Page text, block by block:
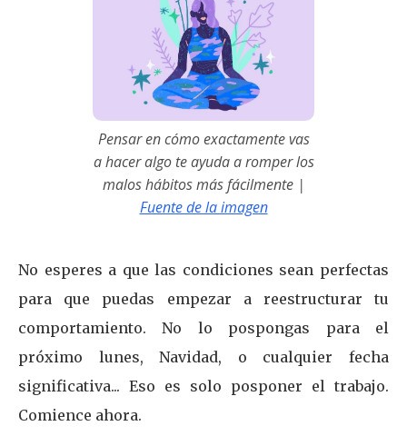
Pensar en cómo exactamente vas
a hacer algo te ayuda a romper los
malos hábitos más fácilmente |
Fuente de la imagen
No esperes a que las condiciones sean perfectas
para que puedas empezar a reestructurar tu
comportamiento. No lo pospongas para el
próximo lunes, Navidad, o cualquier fecha
significativa... Eso es solo posponer el trabajo.
Comience ahora.